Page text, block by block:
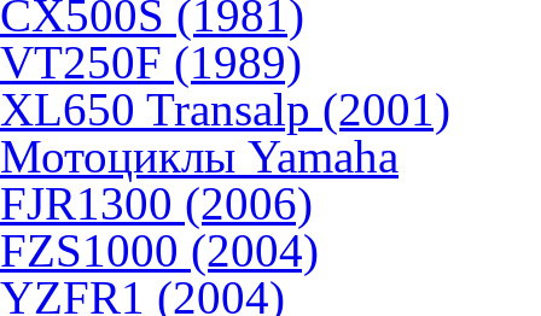
CX500S (1981)
VT250F (1989)
XL650 Transalp (2001)
Мотоциклы Yamaha
FJR1300 (2006)
FZS1000 (2004)
YZFR1 (2004)